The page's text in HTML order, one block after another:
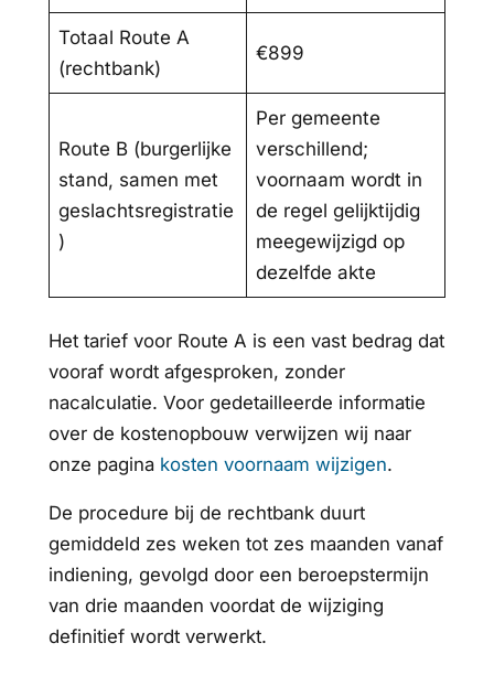
Totaal Route A
(rechtbank)
€899
Route B (burgerlijke
stand, samen met
geslachtsregistratie
)
Per gemeente
verschillend;
voornaam wordt in
de regel gelijktijdig
meegewijzigd op
dezelfde akte
Het tarief voor Route A is een vast bedrag dat
vooraf wordt afgesproken, zonder
nacalculatie. Voor gedetailleerde informatie
over de kostenopbouw verwijzen wij naar
onze pagina kosten voornaam wijzigen.
De procedure bij de rechtbank duurt
gemiddeld zes weken tot zes maanden vanaf
indiening, gevolgd door een beroepstermijn
van drie maanden voordat de wijziging
definitief wordt verwerkt.